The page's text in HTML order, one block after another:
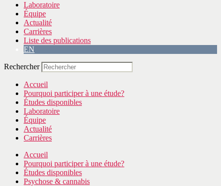
Laboratoire
Équipe
Actualité
Carrières
Liste des publications
EN
Rechercher
Accueil
Pourquoi participer à une étude?
Études disponibles
Laboratoire
Équipe
Actualité
Carrières
Accueil
Pourquoi participer à une étude?
Études disponibles
Psychose & cannabis